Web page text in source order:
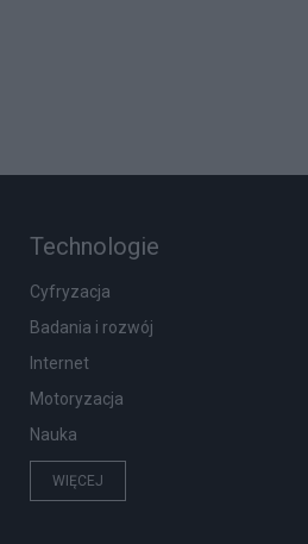
Technologie
Cyfryzacja
Badania i rozwój
Internet
Motoryzacja
Nauka
WIĘCEJ